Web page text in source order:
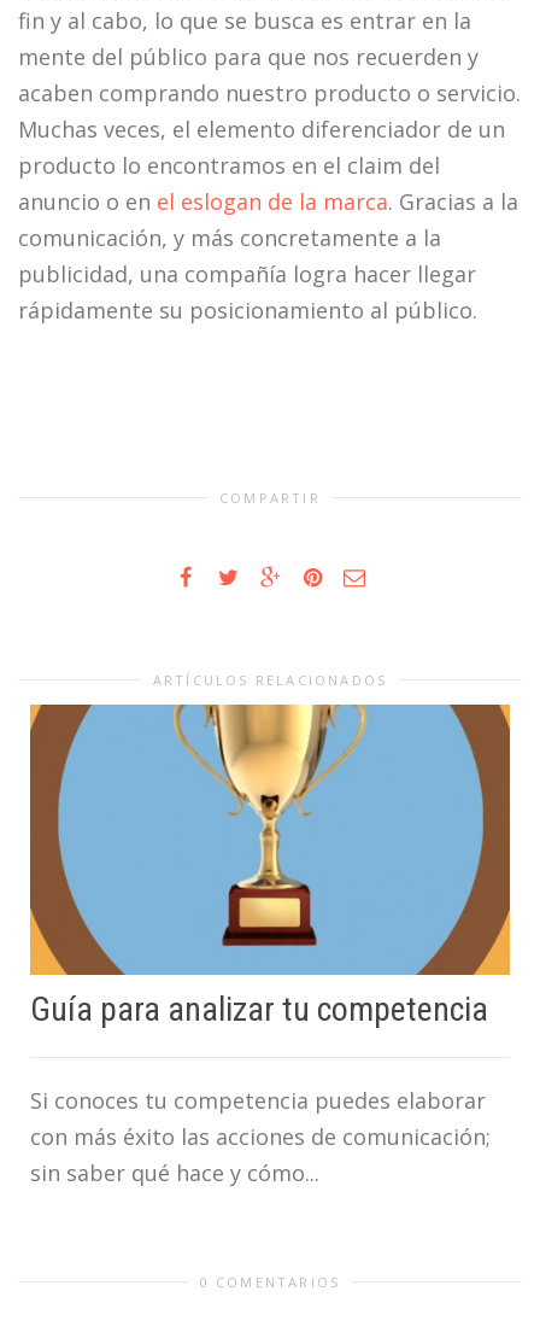
fin y al cabo, lo que se busca es entrar en la
mente del público para que nos recuerden y
acaben comprando nuestro producto o servicio.
Muchas veces, el elemento diferenciador de un
producto lo encontramos en el claim del
anuncio o en el eslogan de la marca. Gracias a la
comunicación, y más concretamente a la
publicidad, una compañía logra hacer llegar
rápidamente su posicionamiento al público.
COMPARTIR
ARTÍCULOS RELACIONADOS
Guía para analizar tu competencia
Si conoces tu competencia puedes elaborar
con más éxito las acciones de comunicación;
sin saber qué hace y cómo...
0 COMENTARIOS